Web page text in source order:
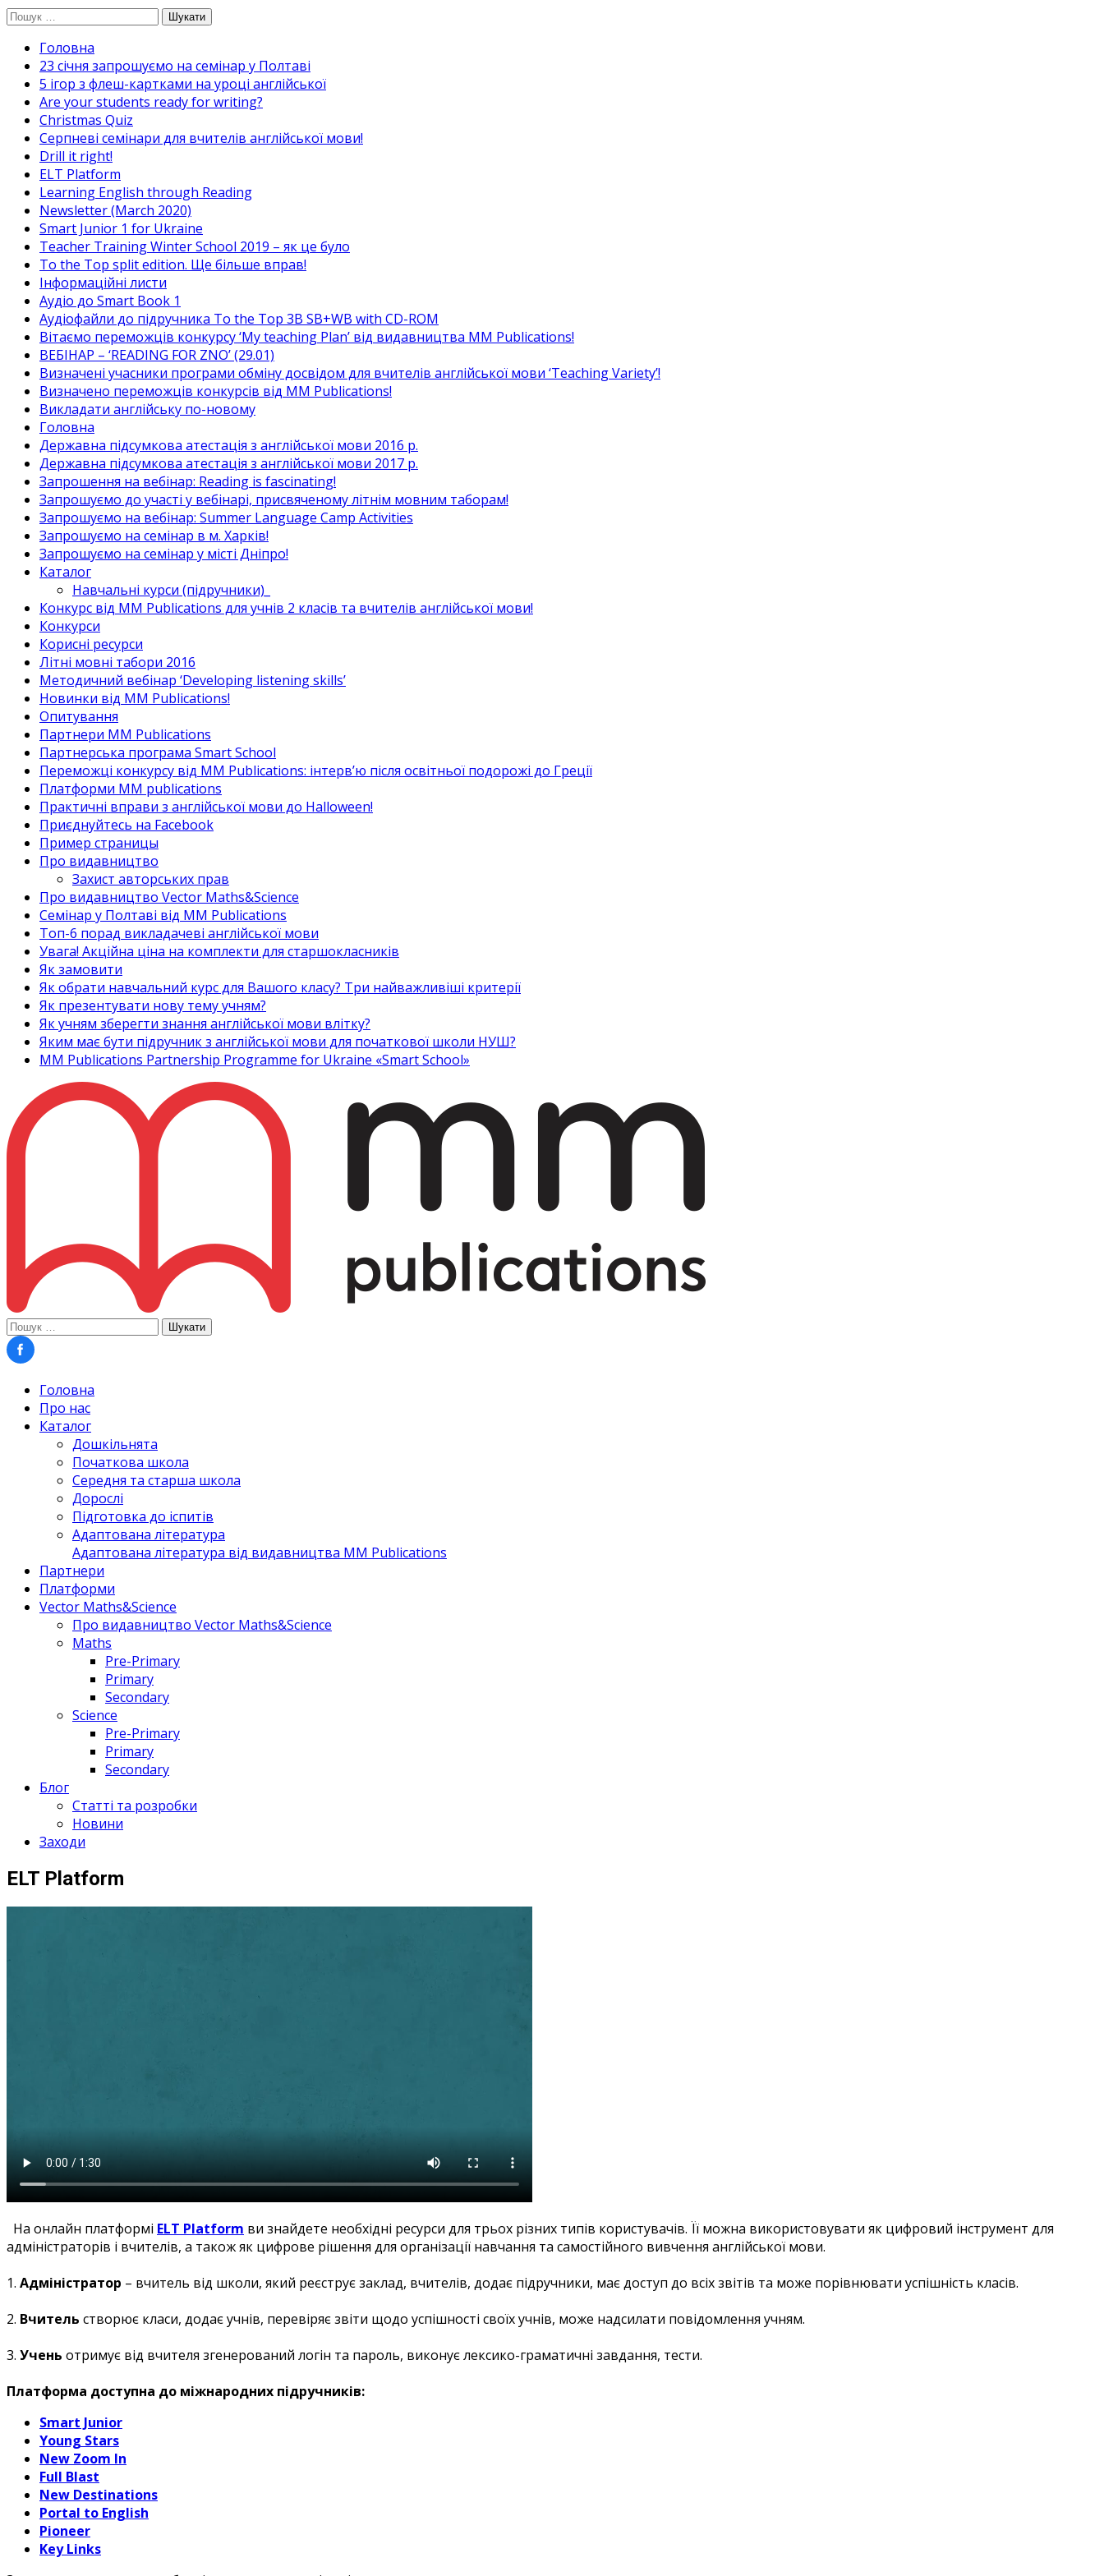
Перейти
вмісту
Пошук:
Головна
23 січня запрошуємо на семінар у Полтаві
5 ігор з флеш-картками на уроці англійської
Are your students ready for writing?
Christmas Quiz
Cерпневі семінари для вчителів англійської мови!
Drill it right!
ELT Platform
Learning English through Reading
Newsletter (March 2020)
Smart Junior 1 for Ukraine
Teacher Training Winter School 2019 – як це було
To the Top split edition. Ще більше вправ!
Інформаційні листи
Аудіо до Smart Book 1
Аудіофайли до підручника To the Top 3B SB+WB with CD-ROM
Вітаємо переможців конкурсу ‘My teaching Plan’ від видавництва MM Publications!
ВЕБІНАР – ‘READING FOR ZNO’ (29.01)
Визначені учасники програми обміну досвідом для вчителів англійської мови ‘Teaching Variety’!
Визначено переможців конкурсів від MM Publications!
Викладати англійську по-новому
Головна
Державна підсумкова атестація з англійської мови 2016 р.
Державна підсумкова атестація з англійської мови 2017 р.
Запрошення на вебінар: Reading is fascinating!
Запрошуємо до участі у вебінарі, присвяченому літнім мовним таборам!
Запрошуємо на вебінар: Summer Language Camp Activities
Запрошуємо на семінар в м. Харків!
Запрошуємо на семінар у місті Дніпро!
Каталог
Навчальні курси (підручники)_
Конкурс від MM Publications для учнів 2 класів та вчителів англійської мови!
Конкурси
Корисні ресурси
Літні мовні табори 2016
Методичний вебінар ‘Developing listening skills’
Новинки від MM Publications!
Опитування
Партнери MM Publications
Партнерська програма Smart School
Переможці конкурсу від MM Publications: інтерв’ю після освітньої подорожі до Греції
Платформи MM publications
Практичні вправи з англійської мови до Halloween!
Приєднуйтесь на Facebook
Пример страницы
Про видавництво
Захист авторських прав
Про видавництво Vector Maths&Science
Семінар у Полтаві від MM Publications
Топ-6 порад викладачеві англійської мови
Увага! Акційна ціна на комплекти для старшокласників
Як замовити
Як обрати навчальний курс для Вашого класу? Три найважливіші критерії
Як презентувати нову тему учням?
Як учням зберегти знання англійської мови влітку?
Яким має бути підручник з англійської мови для початкової школи НУШ?
MM Publications Partnership Programme for Ukraine «Smart School»
Пошук:
Головна
Про нас
Каталог
Дошкільнята
Початкова школа
Середня та старша школа
Дорослі
Підготовка до іспитів
Адаптована література
Адаптована література від видавництва MM Publications
Партнери
Платформи
Vector Maths&Science
Про видавництво Vector Maths&Science
Maths
Pre-Primary
Primary
Secondary
Science
Pre-Primary
Primary
Secondary
Блог
Статті та розробки
Новини
Заходи
ELT Platform
На онлайн платформі ELT Platform ви знайдете необхідні ресурси для трьох різних типів користувачів. ​Її можна використовувати як цифровий інструмент для
адміністраторів і вчителів, а також як цифрове ​рішення для організації навчання та самостійного вивчення англійської мови.​
1. Адміністратор – вчитель від школи, який реєструє заклад, вчителів,​ додає підручники, має доступ до всіх звітів та може порівнювати ​успішність класів.
2. Вчитель створює класи, додає учнів, перевіряє звіти щодо ​успішності своїх учнів, може надсилати повідомлення учням.​
3. Учень отримує від вчителя згенерований логін та пароль, ​виконує лексико-граматичні завдання, тести.​
Платформа доступна до міжнародних підручників:​
Smart Junior​
Young Stars​
New Zoom In​
Full Blast​
New Destinations​
Portal to English​
Pioneer
Key Links​